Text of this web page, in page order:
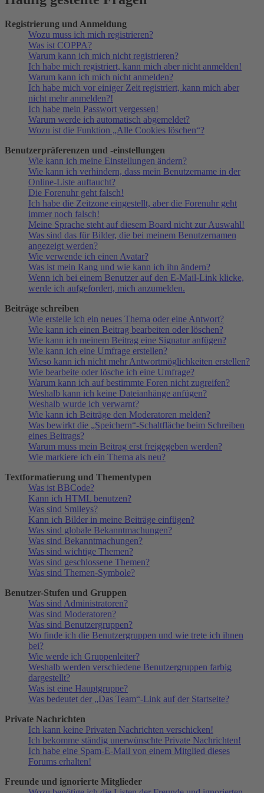
Registrierung und Anmeldung
Wozu muss ich mich registrieren?
Was ist COPPA?
Warum kann ich mich nicht registrieren?
Ich habe mich registriert, kann mich aber nicht anmelden!
Warum kann ich mich nicht anmelden?
Ich habe mich vor einiger Zeit registriert, kann mich aber
nicht mehr anmelden?!
Ich habe mein Passwort vergessen!
Warum werde ich automatisch abgemeldet?
Wozu ist die Funktion „Alle Cookies löschen“?
Benutzerpräferenzen und -einstellungen
Wie kann ich meine Einstellungen ändern?
Wie kann ich verhindern, dass mein Benutzername in der
Online-Liste auftaucht?
Die Forenuhr geht falsch!
Ich habe die Zeitzone eingestellt, aber die Forenuhr geht
immer noch falsch!
Meine Sprache steht auf diesem Board nicht zur Auswahl!
Was sind das für Bilder, die bei meinem Benutzernamen
angezeigt werden?
Wie verwende ich einen Avatar?
Was ist mein Rang und wie kann ich ihn ändern?
Wenn ich bei einem Benutzer auf den E-Mail-Link klicke,
werde ich aufgefordert, mich anzumelden.
Beiträge schreiben
Wie erstelle ich ein neues Thema oder eine Antwort?
Wie kann ich einen Beitrag bearbeiten oder löschen?
Wie kann ich meinem Beitrag eine Signatur anfügen?
Wie kann ich eine Umfrage erstellen?
Wieso kann ich nicht mehr Antwortmöglichkeiten erstellen?
Wie bearbeite oder lösche ich eine Umfrage?
Warum kann ich auf bestimmte Foren nicht zugreifen?
Weshalb kann ich keine Dateianhänge anfügen?
Weshalb wurde ich verwarnt?
Wie kann ich Beiträge den Moderatoren melden?
Was bewirkt die „Speichern“-Schaltfläche beim Schreiben
eines Beitrags?
Warum muss mein Beitrag erst freigegeben werden?
Wie markiere ich ein Thema als neu?
Textformatierung und Thementypen
Was ist BBCode?
Kann ich HTML benutzen?
Was sind Smileys?
Kann ich Bilder in meine Beiträge einfügen?
Was sind globale Bekanntmachungen?
Was sind Bekanntmachungen?
Was sind wichtige Themen?
Was sind geschlossene Themen?
Was sind Themen-Symbole?
Benutzer-Stufen und Gruppen
Was sind Administratoren?
Was sind Moderatoren?
Was sind Benutzergruppen?
Wo finde ich die Benutzergruppen und wie trete ich ihnen
bei?
Wie werde ich Gruppenleiter?
Weshalb werden verschiedene Benutzergruppen farbig
dargestellt?
Was ist eine Hauptgruppe?
Was bedeutet der „Das Team“-Link auf der Startseite?
Private Nachrichten
Ich kann keine Privaten Nachrichten verschicken!
Ich bekomme ständig unerwünschte Private Nachrichten!
Ich habe eine Spam-E-Mail von einem Mitglied dieses
Forums erhalten!
Freunde und ignorierte Mitglieder